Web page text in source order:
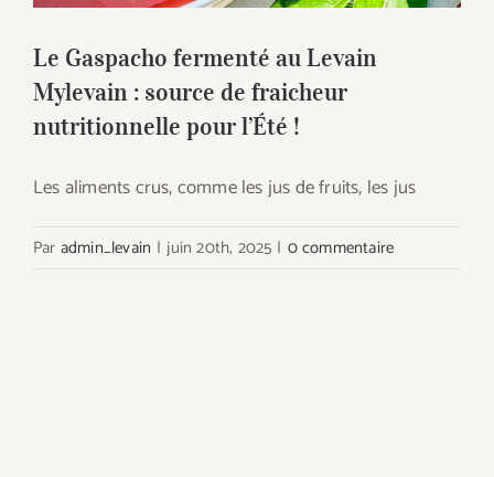
Le Gaspacho fermenté au Levain
Mylevain : source de fraicheur
nutritionnelle pour l’Été !
Les aliments crus, comme les jus de fruits, les jus
Par admin_levain | juin 20th, 2025 | 0 commentaire